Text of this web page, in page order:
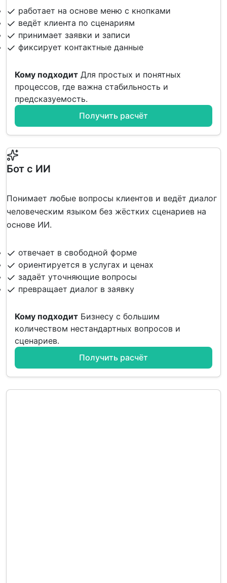
работает на основе меню с кнопками
ведёт клиента по сценариям
принимает заявки и записи
фиксирует контактные данные
Кому подходит Для простых и понятных
процессов, где важна стабильность и
предсказуемость.
Получить расчёт
Бот с ИИ
Понимает любые вопросы клиентов и ведёт диалог
человеческим языком без жёстких сценариев на
основе ИИ.
отвечает в свободной форме
ориентируется в услугах и ценах
задаёт уточняющие вопросы
превращает диалог в заявку
Кому подходит Бизнесу с большим
количеством нестандартных вопросов и
сценариев.
Получить расчёт